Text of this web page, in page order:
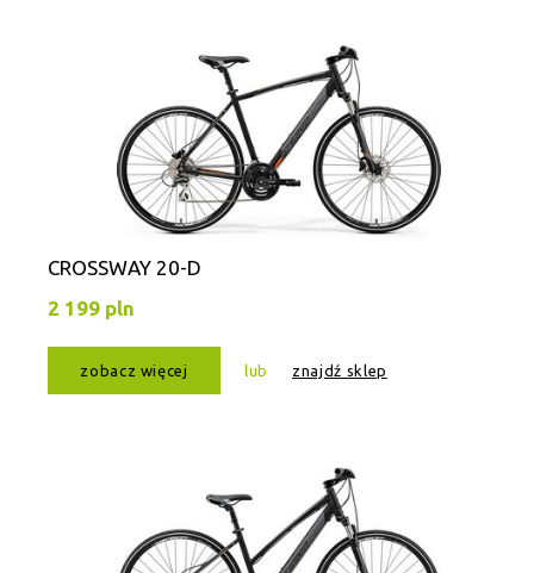
CROSSWAY 20-D
2 199 pln
zobacz więcej lub znajdź sklep